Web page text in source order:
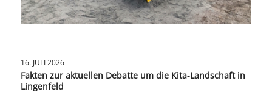
16. JULI 2026
Fakten zur aktuellen Debatte um die Kita-Landschaft in
Lingenfeld